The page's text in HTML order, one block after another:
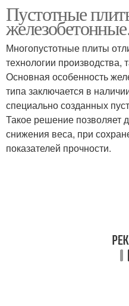
Многопустотная плита
Железобетонная плита
Средняя плита
Пустотные
Многопустотные плиты
технологии
Основная особенность
типа заключается в
специально созданных
Такое решение позволяет
снижения веса, при
показателей прочности.